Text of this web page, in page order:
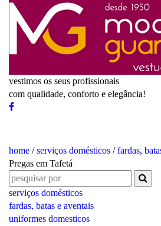
vestimos os seus profissionais
com qualidade, conforto e elegância!
home /serviços domésticos /fardas,
Pregas em Tafetá
serviços domésticos
fardas, batas e aventais
uniformes domesticos